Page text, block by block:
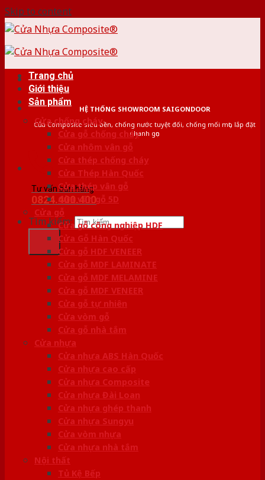
Skip to content
HỆ THỐNG SHOWROOM SAIGONDOOR
Cửa Composite siêu bền, chống nước tuyệt đối, chống mối mọt, lắp đặt
nhanh gọn
Tư vấn bán hàng
0824.400.400
Tìm kiếm:
Trang chủ
Giới thiệu
Sản phẩm
Cửa chống cháy
Cửa gỗ chống cháy
Cửa nhôm vân gỗ
Cửa thép chống cháy
Cửa Thép Hàn Quốc
Cửa thép vân gỗ
Cửa vân gỗ 5D
Cửa gỗ
Cửa gỗ công nghiệp HDF
Cửa Gỗ Hàn Quốc
Cửa gỗ HDF VENEER
Cửa gỗ MDF LAMINATE
Cửa gỗ MDF MELAMINE
Cửa gỗ MDF VENEER
Cửa gỗ tự nhiên
Cửa vòm gỗ
Cửa gỗ nhà tắm
Cửa nhựa
Cửa nhựa ABS Hàn Quốc
Cửa nhựa cao cấp
Cửa nhựa Composite
Cửa nhựa Đài Loan
Cửa nhựa ghép thanh
Cửa nhựa Sungyu
Cửa vòm nhựa
Cửa nhựa nhà tắm
Nội thất
Tủ Kệ Bếp